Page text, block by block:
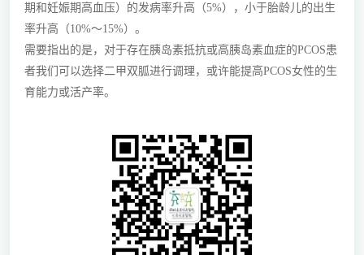
期和妊娠期高血压）的发病率升高（5%），小于胎龄儿的出生
率升高（10%～15%）。
需要指出的是，对于存在胰岛素抵抗或高胰岛素血症的PCOS患
者我们可以选择二甲双胍进行调理，或许能提高PCOS女性的生
育能力或活产率。